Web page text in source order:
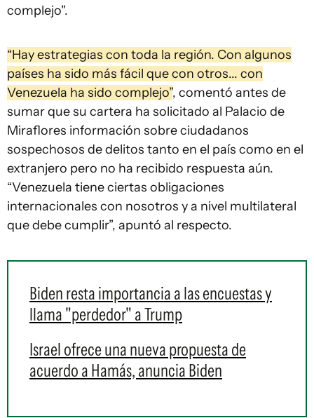
complejo".
“Hay estrategias con toda la región. Con algunos
países ha sido más fácil que con otros... con
Venezuela ha sido complejo”, comentó antes de
sumar que su cartera ha solicitado al Palacio de
Miraflores información sobre ciudadanos
sospechosos de delitos tanto en el país como en el
extranjero pero no ha recibido respuesta aún.
“Venezuela tiene ciertas obligaciones
internacionales con nosotros y a nivel multilateral
que debe cumplir”, apuntó al respecto.
Biden resta importancia a las encuestas y
llama "perdedor" a Trump
Israel ofrece una nueva propuesta de
acuerdo a Hamás, anuncia Biden